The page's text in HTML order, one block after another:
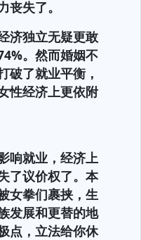
丧失了。
济独立无疑更敢
。然而婚姻不
破了就业平衡，
性经济上更依附
响就业，经济上
了议价权了。本
女拳们裹挟，生
发展和更替的地
点，立法给你休